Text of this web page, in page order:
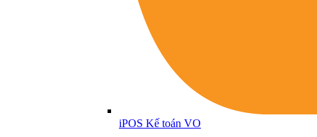
iPOS Kế toán VO